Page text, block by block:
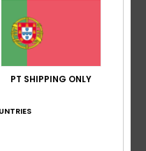
PT SHIPPING ONLY